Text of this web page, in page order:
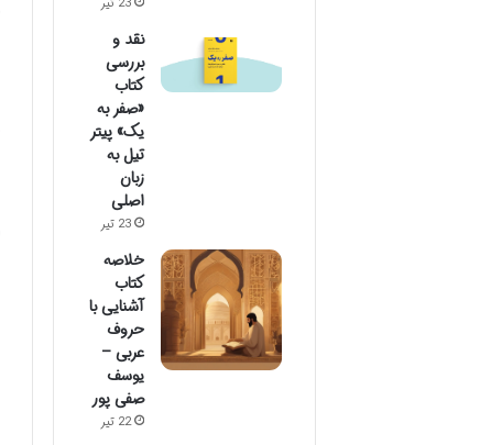
23 تیر
نقد و
بررسی
کتاب
«صفر به
یک» پیتر
تیل به
زبان
اصلی
23 تیر
خلاصه
کتاب
آشنایی با
حروف
عربی –
یوسف
صفی پور
22 تیر